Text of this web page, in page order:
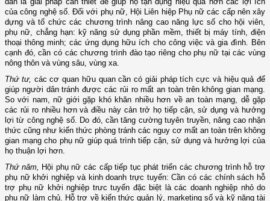
của công nghệ số. Đối với phụ nữ, Hội Liên hiệp Phụ nữ các cấp nên xây
dựng và tổ chức các chương trình nâng cao năng lực số cho hội viên,
phụ nữ, chẳng hạn: kỹ năng sử dụng phần mềm, thiết bị máy tính, điện
thoại thông minh; các ứng dụng hữu ích cho công việc và gia đình. Bên
cạnh đó, cần có các chương trình đào tạo riêng cho phụ nữ tại các vùng
nông thôn và vùng sâu, vùng xa.
Thứ tư, các cơ quan hữu quan cần có giải pháp tích cực và hiệu quả để
giúp người dân tránh được các rủi ro mất an toàn trên không gian mạng.
So với nam, nữ giới gặp khó khăn nhiều hơn về an toàn mạng, dễ gặp
các rủi ro nhiều hơn và điều này cản trở họ tiếp cận, sử dụng và hưởng
lợi từ công nghệ số. Do đó, cần tăng cường tuyên truyền, nâng cao nhận
thức cũng như kiến thức phòng tránh các nguy cơ mất an toàn trên không
gian mạng cho phụ nữ giúp quá trình tiếp cận, sử dụng và hưởng lợi của
họ thuận lợi hơn.
Thứ năm, Hội phụ nữ các cấp tiếp tục phát triển các chương trình hỗ trợ
phụ nữ khởi nghiệp và kinh doanh trực tuyến: Cần có các chính sách hỗ
trợ phụ nữ khởi nghiệp trưc tuyến đặc biệt là các doanh nghiệp nhỏ do
phụ nữ làm chủ. Hỗ trợ về kiến thức quản lý, marketing số và kỹ năng tài